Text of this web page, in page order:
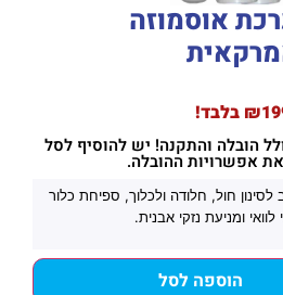
אוסמוזה
בלבד!
הובלה והתקנה! יש להוסיף לסל
אפשרויות ההובלה.
חול, חלודה ולכלוך, ספיחת כלור
לוואי ומניעת נזקי אבנית.
הוספה לסל